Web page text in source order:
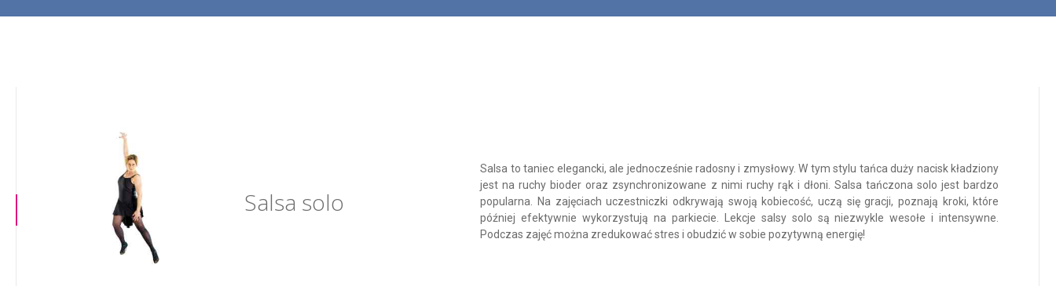
Salsa solo
Salsa to taniec elegancki, ale jednocześnie radosny i zmysłowy. W tym stylu tańca duży nacisk kładziony
jest na ruchy bioder oraz zsynchronizowane z nimi ruchy rąk i dłoni. Salsa tańczona solo jest bardzo
popularna. Na zajęciach uczestniczki odkrywają swoją kobiecość, uczą się gracji, poznają kroki, które
później efektywnie wykorzystują na parkiecie. Lekcje salsy solo są niezwykle wesołe i intensywne.
Podczas zajęć można zredukować stres i obudzić w sobie pozytywną energię!